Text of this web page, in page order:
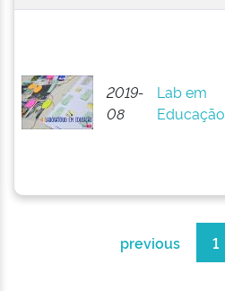
2019-
08
Lab em
Educação
previous 1